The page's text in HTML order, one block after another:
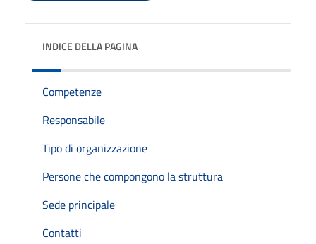
INDICE DELLA PAGINA
Competenze
Responsabile
Tipo di organizzazione
Persone che compongono la struttura
Sede principale
Contatti